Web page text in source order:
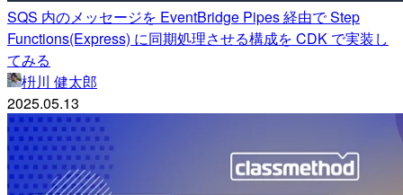
SQS 内のメッセージを EventBridge Pipes 経由で Step
Functions(Express) に同期処理させる構成を CDK で実装し
てみる
枡川 健太郎
2025.05.13